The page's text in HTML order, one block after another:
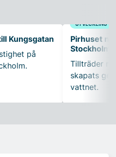
Kungsgatan
på
UTVECKLING
Pirhuset
Tillträder
skapats
vattnet.